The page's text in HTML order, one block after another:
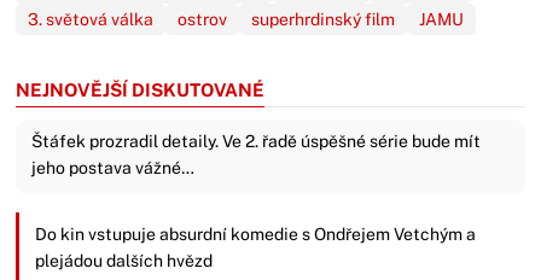
3. světová válka
ostrov superhrdinský film JAMU
NEJNOVĚJŠÍ DISKUTOVANÉ
Štáfek prozradil detaily. Ve 2. řadě úspěšné série bude mít
jeho postava vážné…
Do kin vstupuje absurdní komedie s Ondřejem Vetchým a
plejádou dalších hvězd